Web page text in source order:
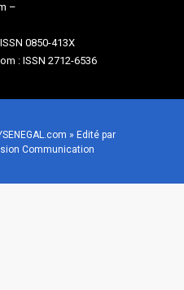
–
0850-413X
: ISSN 2712-6536
» Edité par
Communication